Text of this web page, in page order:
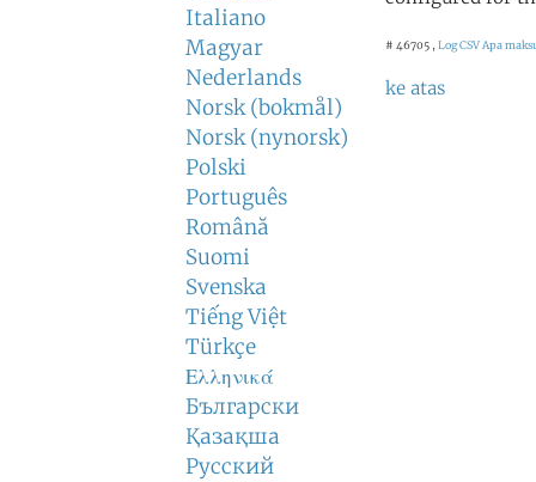
Italiano
Magyar
Nederlands
Norsk (bokmål)
Norsk (nynorsk)
Polski
Português
Română
Suomi
Svenska
Tiếng Việt
Türkçe
Ελληνικά
Български
Қазақша
Русский
# 46705 , Log CSVApa
ke atas